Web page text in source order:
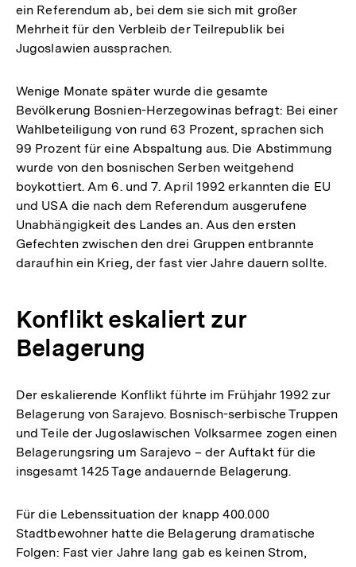
ein Referendum ab, bei dem sie sich mit großer
Mehrheit für den Verbleib der Teilrepublik bei
Jugoslawien aussprachen.
Wenige Monate später wurde die gesamte
Bevölkerung Bosnien-Herzegowinas befragt: Bei einer
Wahlbeteiligung von rund 63 Prozent, sprachen sich
99 Prozent für eine Abspaltung aus. Die Abstimmung
wurde von den bosnischen Serben weitgehend
boykottiert. Am 6. und 7. April 1992 erkannten die EU
und USA die nach dem Referendum ausgerufene
Unabhängigkeit des Landes an. Aus den ersten
Gefechten zwischen den drei Gruppen entbrannte
daraufhin ein Krieg, der fast vier Jahre dauern sollte.
Konflikt eskaliert zur
Belagerung
Der eskalierende Konflikt führte im Frühjahr 1992 zur
Belagerung von Sarajevo. Bosnisch-serbische Truppen
und Teile der Jugoslawischen Volksarmee zogen einen
Belagerungsring um Sarajevo – der Auftakt für die
insgesamt 1425 Tage andauernde Belagerung.
Für die Lebenssituation der knapp 400.000
Stadtbewohner hatte die Belagerung dramatische
Folgen: Fast vier Jahre lang gab es keinen Strom,